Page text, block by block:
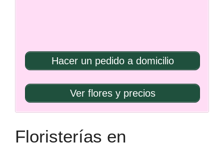
Hacer un pedido a domicilio
Ver flores y precios
Floristerías en